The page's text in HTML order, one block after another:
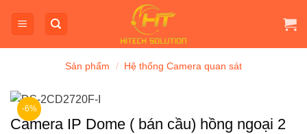
qua
Sản phẩm / Hệ thống Camera quan sát
-6%
Camera IP Dome ( bán cầu) hồng ngoại 2